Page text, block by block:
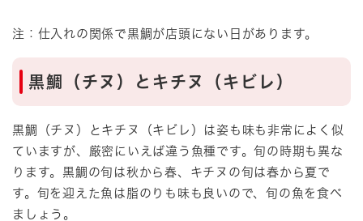
注：仕入れの関係で黒鯛が店頭にない日があります。
黒鯛（チヌ）とキチヌ（キビレ）
黒鯛（チヌ）とキチヌ（キビレ）は姿も味も非常によく似
ていますが、厳密にいえば違う魚種です。旬の時期も異な
ります。黒鯛の旬は秋から春、キチヌの旬は春から夏で
す。旬を迎えた魚は脂のりも味も良いので、旬の魚を食べ
ましょう。